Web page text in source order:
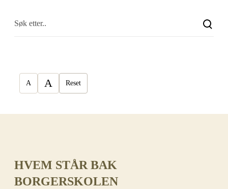
A A Reset
HVEM STÅR BAK
BORGERSKOLEN